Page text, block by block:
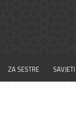
ZA SESTRE SAVJETI